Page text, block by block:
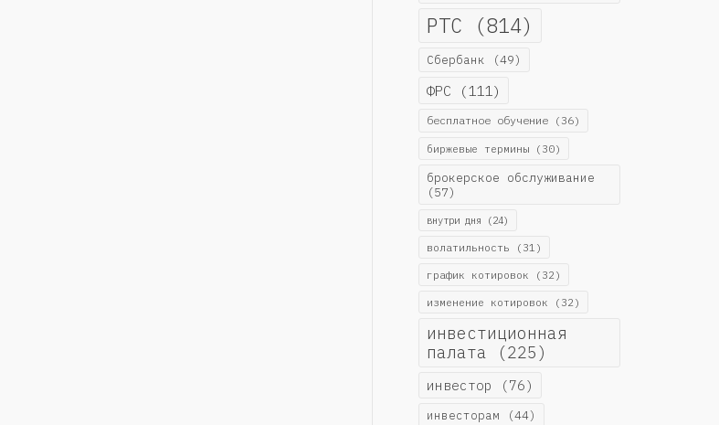
РТС (814)
Сбербанк (49)
ФРС (111)
бесплатное обучение(36)
биржевые термины(30)
брокерское обслуживание
(57)
внутри дня (24)
волатильность (31)
график котировок (32)
изменение котировок (32)
инвестиционная
палата (225)
инвестор (76)
инвесторам (44)